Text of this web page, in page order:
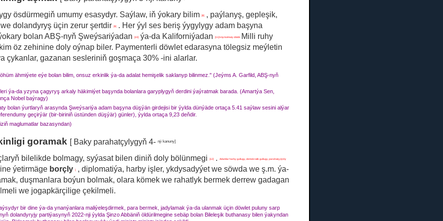
ösdürmegiň umumy esasydyr. Saýlaw, iň ýokary bilim [8], paýlanyş, gepleşik,
dolandyryş üçin zerur şertdir
[9]. Her ýyl ses beriş ýygylygy adam başyna
bolan ABŞ-nyň Şweýsariýadan
[10]ýa-da Kaliforniýadan [11] köp bolmaly däldir.
Milli ruhy
öz zehinine doly oýnap biler. Paymenterli döwlet edarasyna tölegsiz meýletin
çykanlar, gazanan sesleriniň goşmaça 30% -ini alarlar.
ähmiýete eýe bolan bilim, onsuz erkinlik ýa-da adalat hemişelik saklanyp bilinmez." (Jeýms A. Garfild, ABŞ-nyň
ýa-da yzyna çagyryş arkaly häkimiýet başynda bolanlara garyplygyň derdini ýaýratmak barada. (Amartýa Sen,
Nobel baýragy)
bolan ýurtlaryň arasynda Şweýsariýa adam başyna düşýän girdejisi bir ýylda dünýäde ortaça 5.41 saýlaw sesini alýar
geçirýär (bir-biriniň üstünden düşýär) günler), ýylda ortaça 9,23 deňdir.
maglumatlar bazasyndan)
goramak [ Baky parahatçylygyň 4- nji kanuny]
bilelikde bolmagy, syýasat bilen diniň doly bölünmegi [12]. Adamlar harby gullugy, demokratik gullugy, parahatçylykly
ýetirmäge borçly , diplomatiýa, harby işler, ykdysadyýet we söwda we ş.m. ýa-
duşmanlara boýun bolmak, olara kömek we rahatlyk bermek derrew gadagan
we jogapkärçilige çekilmeli.
bir dine ýa-da ynanýanlara maliýeleşdirmek, para bermek, jadylamak ýa-da ulanmak üçin döwlet puluny sarp
dolandyryjy partiýasynyň 2022-nji ýylda Şinzo Abbäniň öldürilmegine sebäp bolan Bileleşik buthanasy bilen ýakyndan